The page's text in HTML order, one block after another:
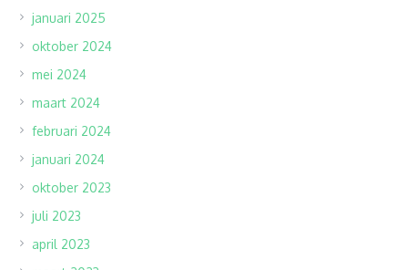
januari 2025
oktober 2024
mei 2024
maart 2024
februari 2024
januari 2024
oktober 2023
juli 2023
april 2023